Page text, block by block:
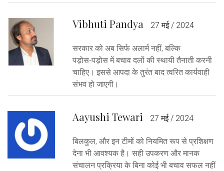
Vibhuti Pandya 27 मई / 2024
सरकार को अब सिर्फ अलार्म नहीं, बल्कि
पड़ोस‑पड़ोस में बचाव दलों की स्थायी तैनाती करनी
चाहिए। इससे आपदा के तुरंत बाद त्वरित कार्यवाही
संभव हो जाएगी।
Aayushi Tewari 27 मई / 2024
बिलकुल, और इन टीमों को नियमित रूप से प्रशिक्षण
देना भी आवश्यक है। सही उपकरण और मानक
संचालन प्रक्रिया के बिना कोई भी बचाव सफल नहीं